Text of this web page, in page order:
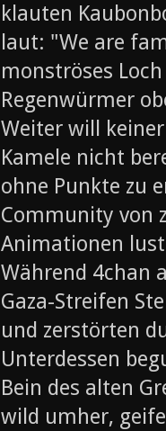
klauten
laut: "We are
monströses
Regenwürmer
Weiter will
Kamele nicht
ohne Punkte zu
Community von
Animationen
Während 4chan
Gaza-Streifen
und zerstörten
Unterdessen
Bein des alten
wild umher,